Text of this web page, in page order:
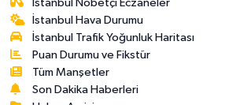
İstanbul Nöbetçi Eczaneler
İstanbul Hava Durumu
İstanbul Trafik Yoğunluk Haritası
Puan Durumu ve Fikstür
Tüm Manşetler
Son Dakika Haberleri